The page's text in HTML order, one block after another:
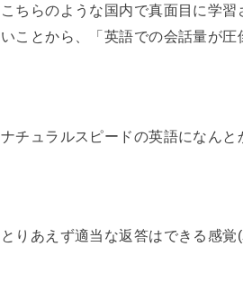
こちらのような国内で真面目に学
いことから、「英語での会話量が圧
ナチュラルスピードの英語になんと
とりあえず適当な返答はできる感